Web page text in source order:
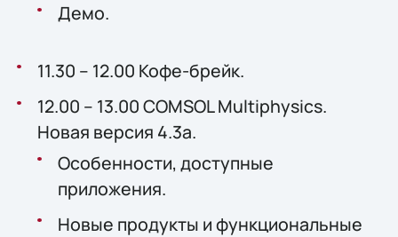
Демо.
11.30 – 12.00 Кофе-брейк.
12.00 – 13.00 COMSOL Multiphysics.
Новaя версия 4.3a.
Особенности, доступные
приложения.
Новые продукты и функциональные